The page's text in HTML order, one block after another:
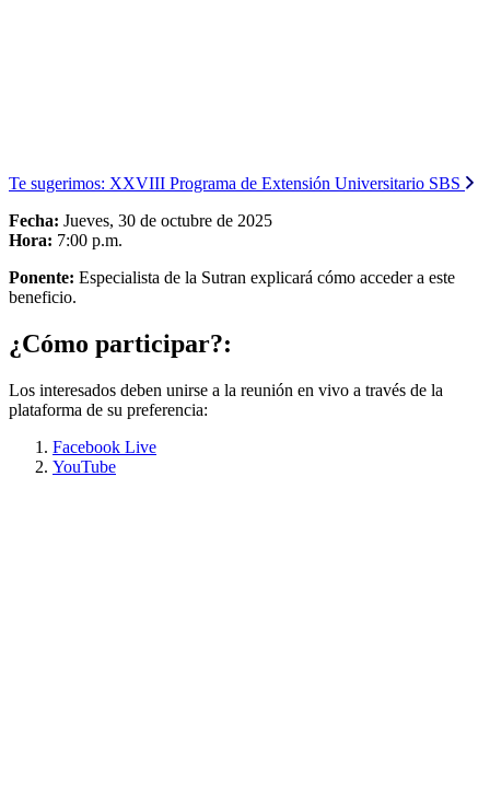
Te sugerimos: XXVIII Programa de Extensión Universitario SBS
Fecha: Jueves, 30 de octubre de 2025
Hora: 7:00 p.m.
Ponente: Especialista de la Sutran explicará cómo acceder a este
beneficio.
¿Cómo participar?:
Los interesados deben unirse a la reunión en vivo a través de la
plataforma de su preferencia:
Facebook Live
YouTube